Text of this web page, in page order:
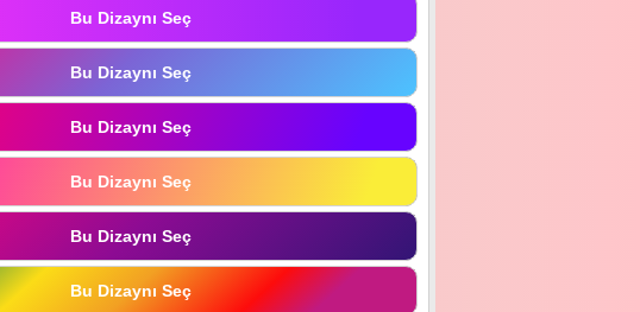
Bu Dizaynı Seç
Bu Dizaynı Seç
Bu Dizaynı Seç
Bu Dizaynı Seç
Bu Dizaynı Seç
Bu Dizaynı Seç